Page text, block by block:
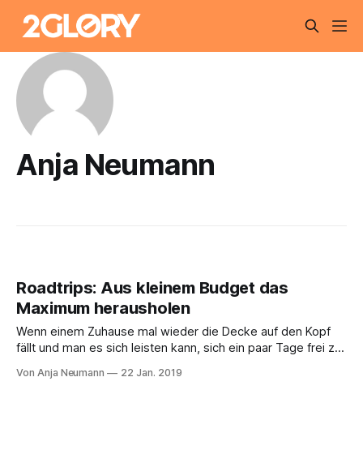
Anja Neumann
Roadtrips: Aus kleinem Budget das
Maximum herausholen
Wenn einem Zuhause mal wieder die Decke auf den Kopf
fällt und man es sich leisten kann, sich ein paar Tage frei zu
Roadtrip. Einfach alleine oder mit Freunden ein paar Sachen
Von Anja Neumann 22 Jan. 2019